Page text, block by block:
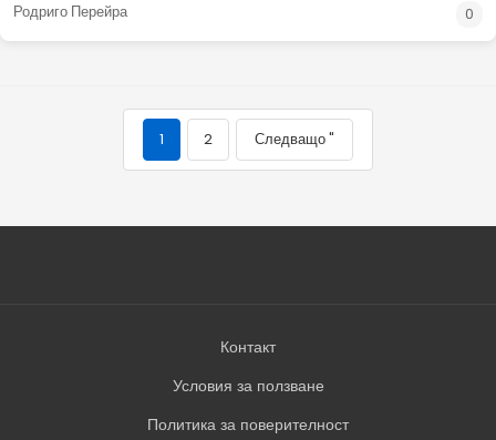
Родриго Перейра 0
1 2 Следващо "
Контакт
Условия за ползване
Политика за поверителност